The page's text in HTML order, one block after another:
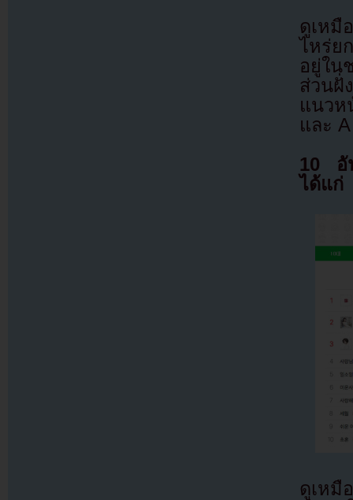
ดูเหมื
ไหร่ย
อยู่ใน
ส่วนฝั่
แนวห
และ
10 อั
ได้แก่
ดูเหมื